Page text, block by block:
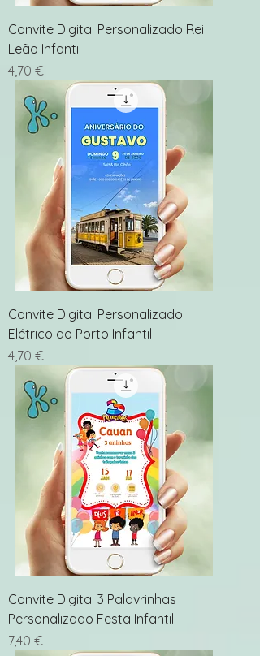
Convite Digital Personalizado Rei
Leão Infantil
Preço
4,70 €
Convite Digital Personalizado
Elétrico do Porto Infantil
Preço
4,70 €
Convite Digital 3 Palavrinhas
Personalizado Festa Infantil
Preço
7,40 €